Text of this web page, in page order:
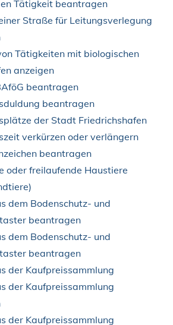
Tätigkeit beantragen
Straße für Leitungsverlegung
Tätigkeiten mit biologischen
anzeigen
beantragen
beantragen
der Stadt Friedrichshafen
verkürzen oder verlängern
beantragen
oder freilaufende Haustiere
dem Bodenschutz- und
beantragen
dem Bodenschutz- und
beantragen
der Kaufpreissammlung
der Kaufpreissammlung
der Kaufpreissammlung